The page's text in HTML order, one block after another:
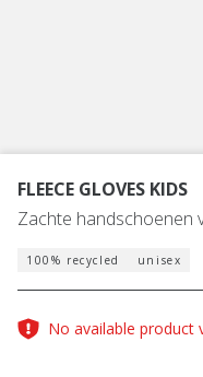
FLEECE GLOVES KIDS
Zachte handschoenen
100% recycled unisex
No available product